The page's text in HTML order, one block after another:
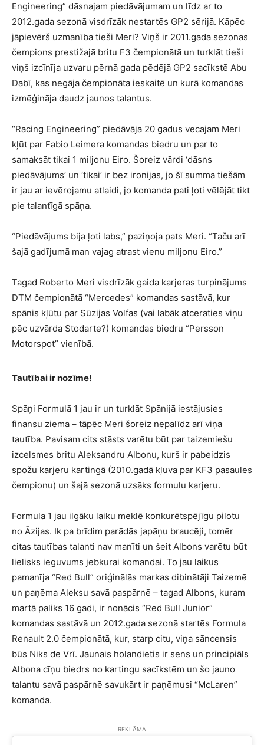
Engineering” dāsnajam piedāvājumam un līdz ar to
2012.gada sezonā visdrīzāk nestartēs GP2 sērijā. Kāpēc
jāpievērš uzmanība tieši Meri? Viņš ir 2011.gada sezonas
čempions prestižajā britu F3 čempionātā un turklāt tieši
viņš izcīnīja uzvaru pērnā gada pēdējā GP2 sacīkstē Abu
Dabī, kas negāja čempionāta ieskaitē un kurā komandas
izmēģināja daudz jaunos talantus.
“Racing Engineering” piedāvāja 20 gadus vecajam Meri
kļūt par Fabio Leimera komandas biedru un par to
samaksāt tikai 1 miljonu Eiro. Šoreiz vārdi ‘dāsns
piedāvājums’ un ‘tikai’ ir bez ironijas, jo šī summa tiešām
ir jau ar ievērojamu atlaidi, jo komanda pati ļoti vēlējāt tikt
pie talantīgā spāņa.
“Piedāvājums bija ļoti labs,” paziņoja pats Meri. “Taču arī
šajā gadījumā man vajag atrast vienu miljonu Eiro.”
Tagad Roberto Meri visdrīzāk gaida karjeras turpinājums
DTM čempionātā “Mercedes” komandas sastāvā, kur
spānis kļūtu par Sūzijas Volfas (vai labāk atceraties viņu
pēc uzvārda Stodarte?) komandas biedru “Persson
Motorspot” vienībā.
Tautībai ir nozīme!
Spāņi Formulā 1 jau ir un turklāt Spānijā iestājusies
finansu ziema – tāpēc Meri šoreiz nepalīdz arī viņa
tautība. Pavisam cits stāsts varētu būt par taizemiešu
izcelsmes britu Aleksandru Albonu, kurš ir pabeidzis
spožu karjeru kartingā (2010.gadā kļuva par KF3 pasaules
čempionu) un šajā sezonā uzsāks formulu karjeru.
Formula 1 jau ilgāku laiku meklē konkurētspējīgu pilotu
no Āzijas. Ik pa brīdim parādās japāņu braucēji, tomēr
citas tautības talanti nav manīti un šeit Albons varētu būt
lielisks ieguvums jebkurai komandai. To jau laikus
pamanīja “Red Bull” oriģinālās markas dibinātāji Taizemē
un paņēma Aleksu savā paspārnē – tagad Albons, kuram
martā paliks 16 gadi, ir nonācis “Red Bull Junior”
komandas sastāvā un 2012.gada sezonā startēs Formula
Renault 2.0 čempionātā, kur, starp citu, viņa sāncensis
būs Niks de Vrī. Jaunais holandietis ir sens un principiāls
Albona cīņu biedrs no kartingu sacīkstēm un šo jauno
talantu savā paspārnē savukārt ir paņēmusi “McLaren”
komanda.
REKLĀMA